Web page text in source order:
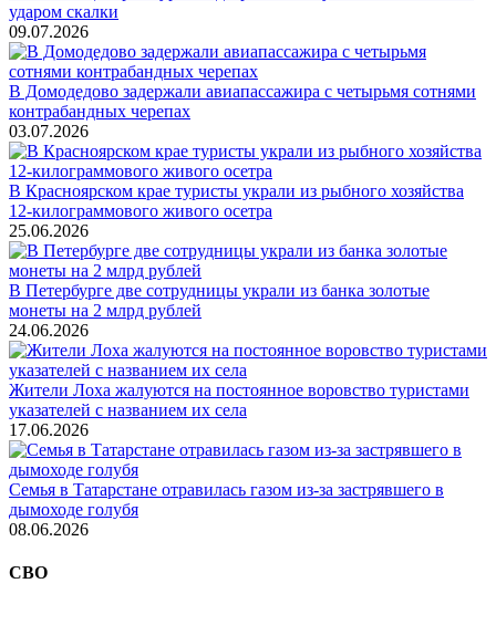
ударом скалки
09.07.2026
В Домодедово задержали авиапассажира с четырьмя сотнями
контрабандных черепах
03.07.2026
В Красноярском крае туристы украли из рыбного хозяйства
12-килограммового живого осетра
25.06.2026
В Петербурге две сотрудницы украли из банка золотые
монеты на 2 млрд рублей
24.06.2026
Жители Лоха жалуются на постоянное воровство туристами
указателей с названием их села
17.06.2026
Семья в Татарстане отравилась газом из-за застрявшего в
дымоходе голубя
08.06.2026
СВО